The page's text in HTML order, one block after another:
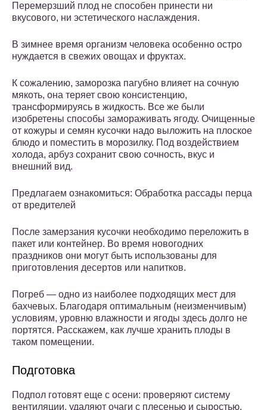
Перемерзший плод не способен принести ни
вкусового, ни эстетического наслаждения.
В зимнее время организм человека особенно остро
нуждается в свежих овощах и фруктах.
К сожалению, заморозка пагубно влияет на сочную
мякоть, она теряет свою консистенцию,
трансформируясь в жидкость. Все же были
изобретены способы замораживать ягоду. Очищенные
от кожуры и семян кусочки надо выложить на плоское
блюдо и поместить в морозилку. Под воздействием
холода, арбуз сохранит свою сочность, вкус и
внешний вид.
Предлагаем ознакомиться: Обработка рассады перца
от вредителей
После замерзания кусочки необходимо переложить в
пакет или контейнер. Во время новогодних
праздников они могут быть использованы для
приготовления десертов или напитков.
Погреб — одно из наиболее подходящих мест для
бахчевых. Благодаря оптимальным (неизменчивым)
условиям, уровню влажности и ягоды здесь долго не
портятся. Расскажем, как лучше хранить плоды в
таком помещении.
Подготовка
Подпол готовят еще с осени: проверяют систему
вентиляции, удаляют очаги с плесенью и сыростью,